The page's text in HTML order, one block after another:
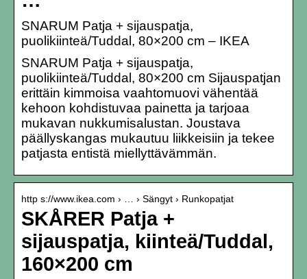
SNARUM Patja + sijauspatja,
puolikiinteä/Tuddal, 80×200 cm – IKEA
SNARUM Patja + sijauspatja,
puolikiinteä/Tuddal, 80×200 cm Sijauspatjan
erittäin kimmoisa vaahtomuovi vähentää
kehoon kohdistuvaa painetta ja tarjoaa
mukavan nukkumisalustan. Joustava
päällyskangas mukautuu liikkeisiin ja tekee
patjasta entistä miellyttävämmän.
http s://www.ikea.com › … › Sängyt › Runkopatjat
SKÅRER Patja +
sijauspatja, kiinteä/Tuddal,
160×200 cm